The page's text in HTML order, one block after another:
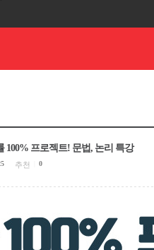
100% 프로젝트! 문법, 논리 특강
추천 0